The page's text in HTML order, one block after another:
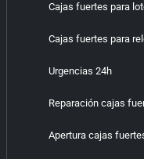
Cajas fuertes para
Cajas fuertes para
Urgencias 24h
Reparación cajas
Apertura cajas